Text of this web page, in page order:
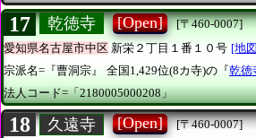
17 乾徳寺 [Open]
[〒460-0007]
愛知県名古屋市中区 新栄２丁目１番１０号 [地
宗派名=『曹洞宗』
全国1,429位(8カ寺)の『乾徳
法人コード=「2180005000208」
18 久遠寺 [Open]
[〒460-0007]